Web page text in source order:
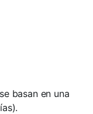
basan en una